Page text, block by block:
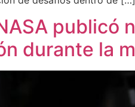
publicó
durante la